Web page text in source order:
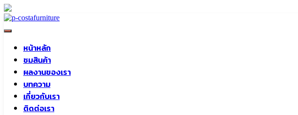
Skip
content
หน้าหลัก
ชมสินค้า
ผลงานของเรา
บทความ
เกี่ยวกับเรา
ติดต่อเรา